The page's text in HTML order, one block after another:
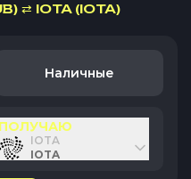
⇄ IOTA (IOTA)
Наличные
ПОЛУЧАЮ
IOTA
IOTA